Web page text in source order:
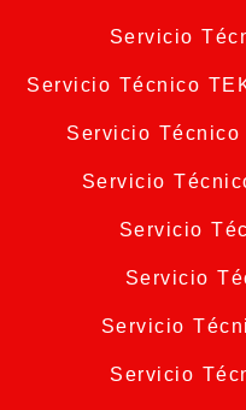
Servicio
Servicio Técnico
Servicio
Servicio
Servicio
Servicio
Servicio
Servicio